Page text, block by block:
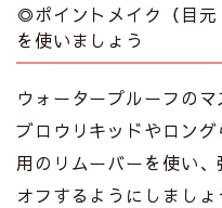
◎ポイントメイク（目元
を使いましょう
ウォータープルーフの
ブロウリキッドやロン
用のリムーバーを使い
オフするようにしましょ